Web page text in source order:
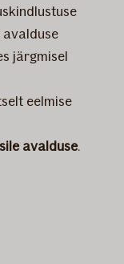
järgmisel
eelmise
avalduse.